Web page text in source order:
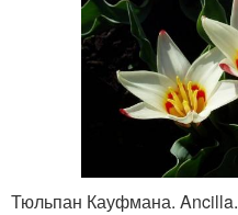
Тюльпан Кауфмана. Ancilla.